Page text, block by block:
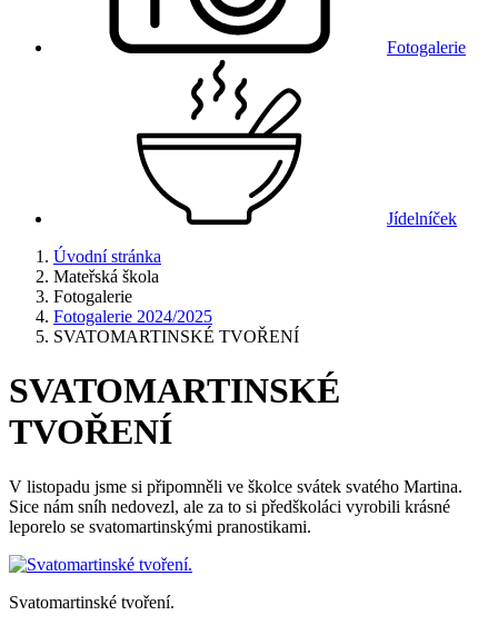
Fotogalerie
Jídelníček
Úvodní stránka
Mateřská škola
Fotogalerie
Fotogalerie 2024/2025
SVATOMARTINSKÉ TVOŘENÍ
SVATOMARTINSKÉ
TVOŘENÍ
V listopadu jsme si připomněli ve školce svátek svatého Martina.
Sice nám sníh nedovezl, ale za to si předškoláci vyrobili krásné
leporelo se svatomartinskými pranostikami.
Svatomartinské tvoření.